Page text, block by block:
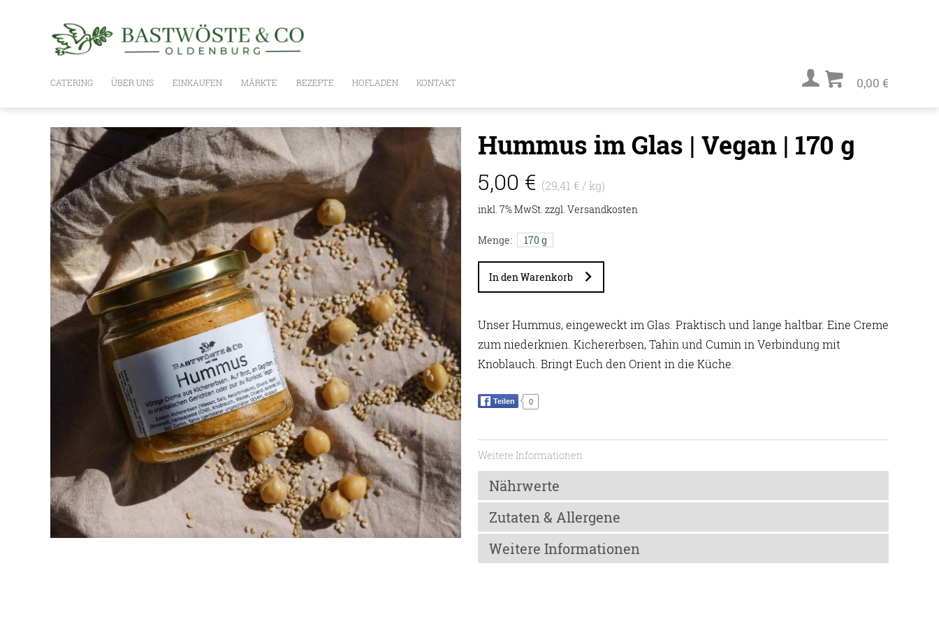
CATERING ÜBER UNS EINKAUFEN
WIE ES GEHT
UNSER SORTIMENT
PLANKE
BASTWÖSTE BOXEN,
GESCHENKSETS UND GUTSCHEINE
OLIVENÖLE
NUSSÖLE
ESSIG
WEIN / SPIRITUOSEN
OLIVEN
ANTIPASTI
CREMES, PESTO & AUFSTRICHE
KÄSE
BROT
SONSTIGE LEBENSMITTEL
GLÄSER & MERCH
FEINKOST IM GLAS
MÄRKTE REZEPTE HOFLADEN KONTAKT 0,00 €
Hummus im Glas | Vegan | 170 g
5,00 € (29,41 € / kg)
inkl. 7% MwSt. zzgl. Versandkosten
Menge: 170 g
In den Warenkorb
Unser Hummus, eingeweckt im Glas. Praktisch und lange haltbar. Eine Creme
zum niederknien. Kichererbsen, Tahin und Cumin in Verbindung mit
Knoblauch. Bringt Euch den Orient in die Küche.
Teilen 0
Weitere Informationen
Nährwerte
Nährwerte
Energie
Fett
7,3 g
Zutaten & Allergene
Zutaten
Weitere Informationen